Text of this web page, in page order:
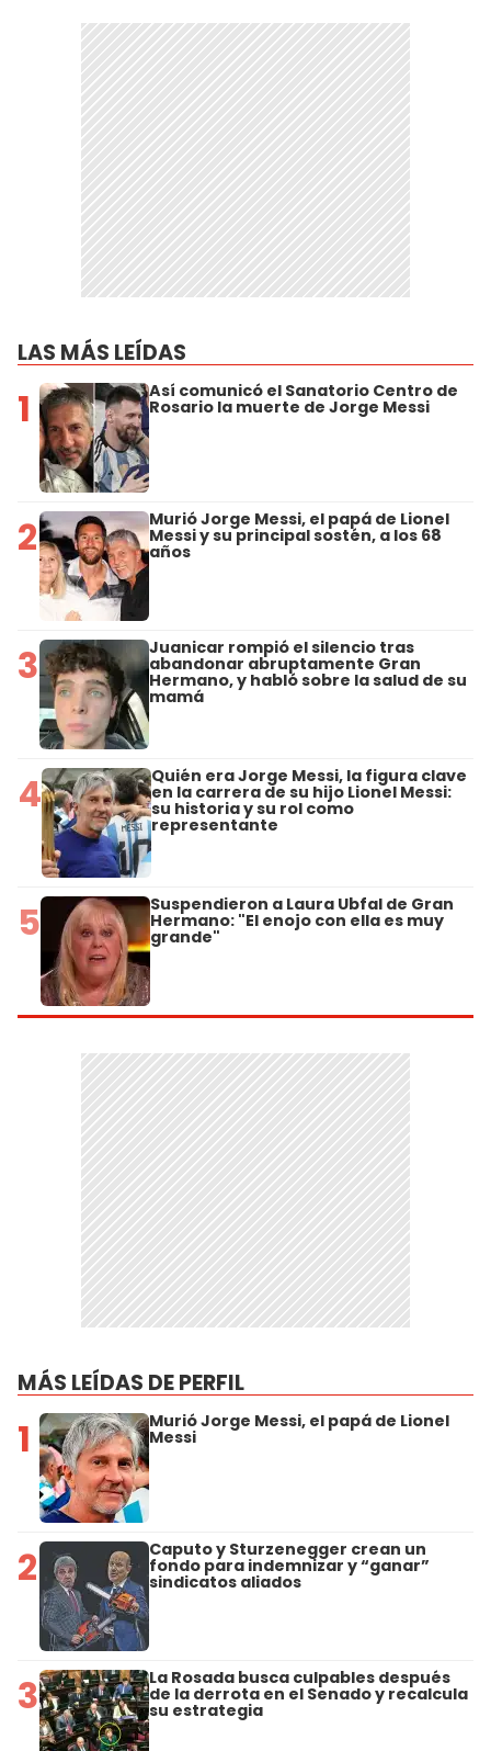
LAS MÁS LEÍDAS
1 Así comunicó el Sanatorio Centro de
Rosario la muerte de Jorge Messi
2 Murió Jorge Messi, el papá de Lionel
Messi y su principal sostén, a los 68
años
3 Juanicar rompió el silencio tras
abandonar abruptamente Gran
Hermano, y habló sobre la salud de su
mamá
4 Quién era Jorge Messi, la figura clave
en la carrera de su hijo Lionel Messi:
su historia y su rol como
representante
5 Suspendieron a Laura Ubfal de Gran
Hermano: "El enojo con ella es muy
grande"
MÁS LEÍDAS DE PERFIL
1 Murió Jorge Messi, el papá de Lionel
Messi
2 Caputo y Sturzenegger crean un
fondo para indemnizar y “ganar”
sindicatos aliados
3 La Rosada busca culpables después
de la derrota en el Senado y recalcula
su estrategia